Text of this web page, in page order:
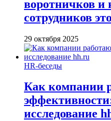
воротничков
сотрудников
29 октября 2025
HR-беседы
Как компании
исследование